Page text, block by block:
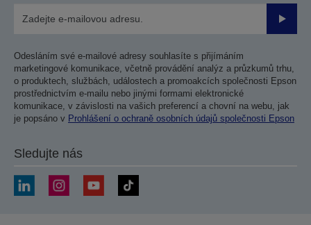
Odesláním své e-mailové adresy souhlasíte s přijímáním
marketingové komunikace, včetně provádění analýz a průzkumů trhu,
o produktech, službách, událostech a promoakcích společnosti Epson
prostřednictvím e-mailu nebo jinými formami elektronické
komunikace, v závislosti na vašich preferencí a chovní na webu, jak
je popsáno v Prohlášení o ochraně osobních údajů společnosti Epson
Sledujte nás